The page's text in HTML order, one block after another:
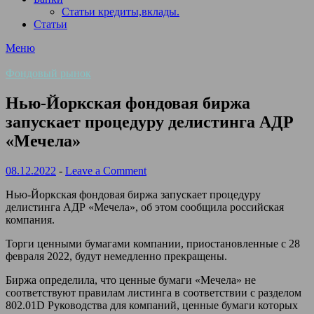
Статьи кредиты,вклады.
Статьи
Меню
Фондовый рынок
Нью-Йоркская фондовая биржа
запускает процедуру делистинга АДР
«Мечела»
08.12.2022 - Leave a Comment
Нью-Йоркская фондовая биржа запускает процедуру
делистинга АДР «Мечела», об этом сообщила российская
компания.
Торги ценными бумагами компании, приостановленные с 28
февраля 2022, будут немедленно прекращены.
Биржа определила, что ценные бумаги «Мечела» не
соответствуют правилам листинга в соответствии с разделом
802.01D Руководства для компаний, ценные бумаги которых